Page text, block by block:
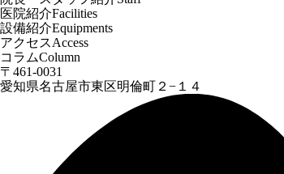
医院紹介Facilities
設備紹介Equipments
アクセスAccess
コラムColumn
〒461-0031
愛知県名古屋市東区明倫町２−１４